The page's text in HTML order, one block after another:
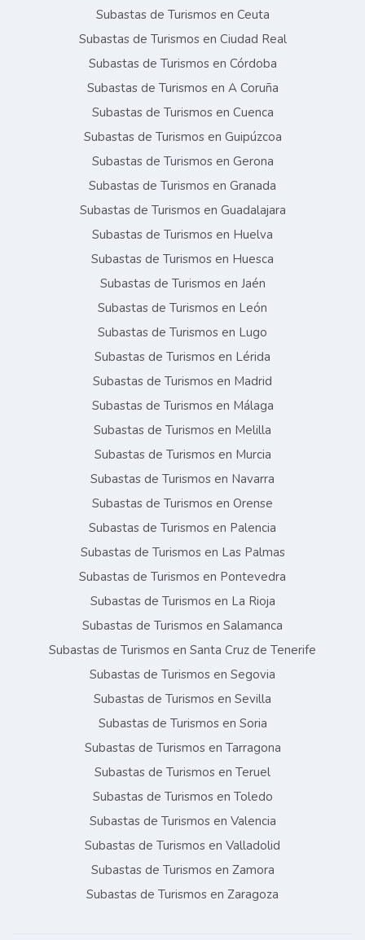
Subastas de Turismos en Ceuta
Subastas de Turismos en Ciudad Real
Subastas de Turismos en Córdoba
Subastas de Turismos en A Coruña
Subastas de Turismos en Cuenca
Subastas de Turismos en Guipúzcoa
Subastas de Turismos en Gerona
Subastas de Turismos en Granada
Subastas de Turismos en Guadalajara
Subastas de Turismos en Huelva
Subastas de Turismos en Huesca
Subastas de Turismos en Jaén
Subastas de Turismos en León
Subastas de Turismos en Lugo
Subastas de Turismos en Lérida
Subastas de Turismos en Madrid
Subastas de Turismos en Málaga
Subastas de Turismos en Melilla
Subastas de Turismos en Murcia
Subastas de Turismos en Navarra
Subastas de Turismos en Orense
Subastas de Turismos en Palencia
Subastas de Turismos en Las Palmas
Subastas de Turismos en Pontevedra
Subastas de Turismos en La Rioja
Subastas de Turismos en Salamanca
Subastas de Turismos en Santa Cruz de Tenerife
Subastas de Turismos en Segovia
Subastas de Turismos en Sevilla
Subastas de Turismos en Soria
Subastas de Turismos en Tarragona
Subastas de Turismos en Teruel
Subastas de Turismos en Toledo
Subastas de Turismos en Valencia
Subastas de Turismos en Valladolid
Subastas de Turismos en Zamora
Subastas de Turismos en Zaragoza